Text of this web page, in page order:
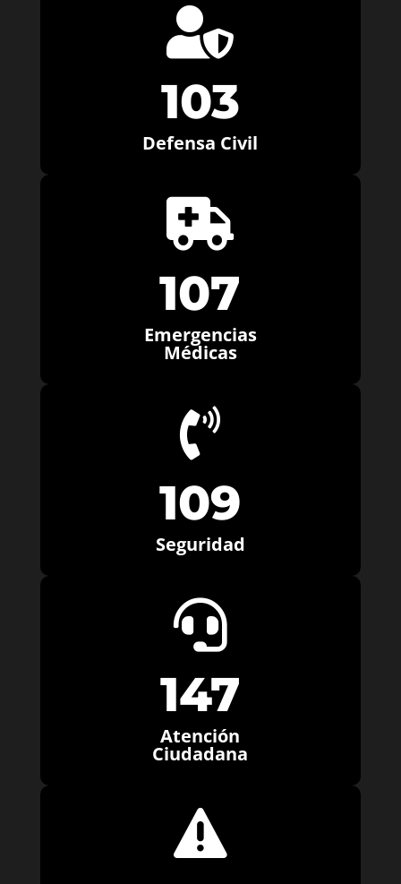

103
Defensa Civil

107
Emergencias
Médicas

109
Seguridad

147
Atención
Ciudadana
